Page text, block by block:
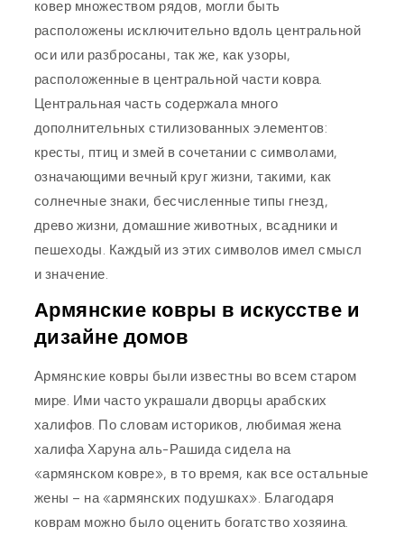
ковер множеством рядов, могли быть
расположены исключительно вдоль центральной
оси или разбросаны, так же, как узоры,
расположенные в центральной части ковра.
Центральная часть содержала много
дополнительных стилизованных элементов:
кресты, птиц и змей в сочетании с символами,
означающими вечный круг жизни, такими, как
солнечные знаки, бесчисленные типы гнезд,
древо жизни, домашние животных, всадники и
пешеходы. Каждый из этих символов имел смысл
и значение.
Армянские ковры в искусстве и
дизайне домов
Армянские ковры были известны во всем старом
мире. Ими часто украшали дворцы арабских
халифов. По словам историков, любимая жена
халифа Харуна аль-Рашида сидела на
«армянском ковре», в то время, как все остальные
жены – на «армянских подушках». Благодаря
коврам можно было оценить богатство хозяина.